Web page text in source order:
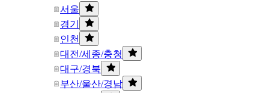
서울
경기
인천
대전/세종/충청
대구/경북
부산/울산/경남